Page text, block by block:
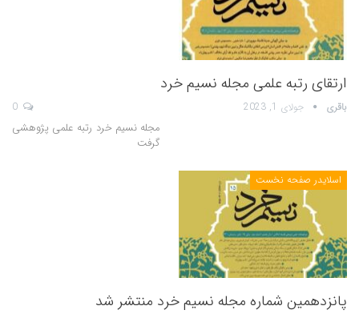
ارتقای رتبه علمی مجله نسیم خرد
باقری جولای 1, 2023
مجله نسیم خرد رتبه علمی پژوهشی
گرفت
اسلایدر صفحه نخست
پانزدهمین شماره مجله نسیم خرد منتشر شد